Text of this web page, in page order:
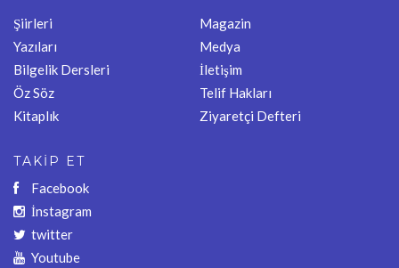
Şiirleri
Yazıları
Bilgelik Dersleri
Öz Söz
Kitaplık
Magazin
Medya
İletişim
Telif Hakları
Ziyaretçi Defteri
TAKİP ET
Facebook
İnstagram
twitter
Youtube